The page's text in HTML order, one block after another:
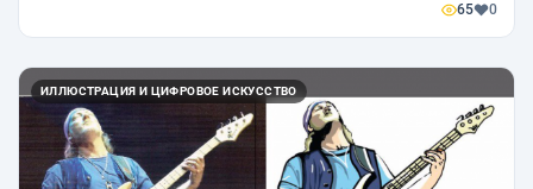
65 0
ИЛЛЮСТРАЦИЯ И ЦИФРОВОЕ ИСКУССТВО